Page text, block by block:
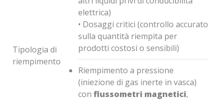
Tipologia di
riempimento
elettrica)
• Dosaggi critici (controllo accurato
sulla quantità riempita per
prodotti costosi o sensibili)
Riempimento a pressione
(iniezione di gas inerte in vasca)
con flussometri magnetici,